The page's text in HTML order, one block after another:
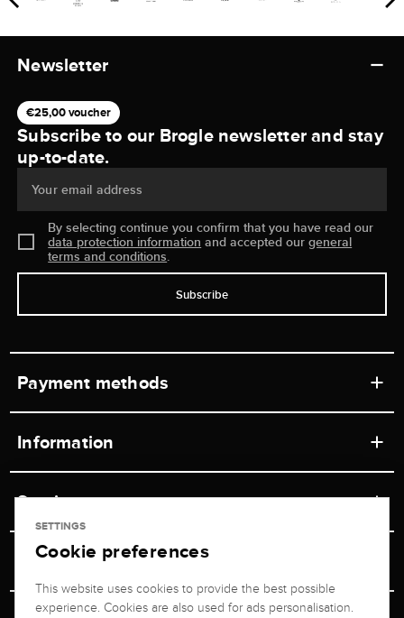
Newsletter
€25,00 voucher
Subscribe to our Brogle newsletter and stay
up-to-date.
Your email address
By selecting continue you confirm that you have read our
data protection information and accepted ourgeneral
terms and conditions.
Subscribe
Payment methods
Information
Retail store
Shipping & Payment
Advisor
Service
Contact
Unsubscribe from newsletter
Jeweler Brogle
About us
SETTINGS
Cookie preferences
This website uses cookies to provide the best possible
experience. Cookies are also used for ads personalisation.